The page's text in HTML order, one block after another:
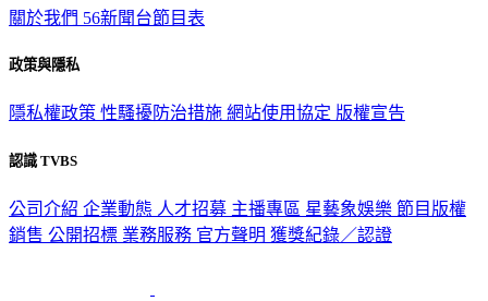
關於我們 56新聞台節目表
政策與隱私
隱私權政策 性騷擾防治措施 網站使用協定 版權宣告
認識 TVBS
公司介紹 企業動態 人才招募 主播專區 星藝象娛樂 節目版權
銷售 公開招標 業務服務 官方聲明 獲獎紀錄／認證